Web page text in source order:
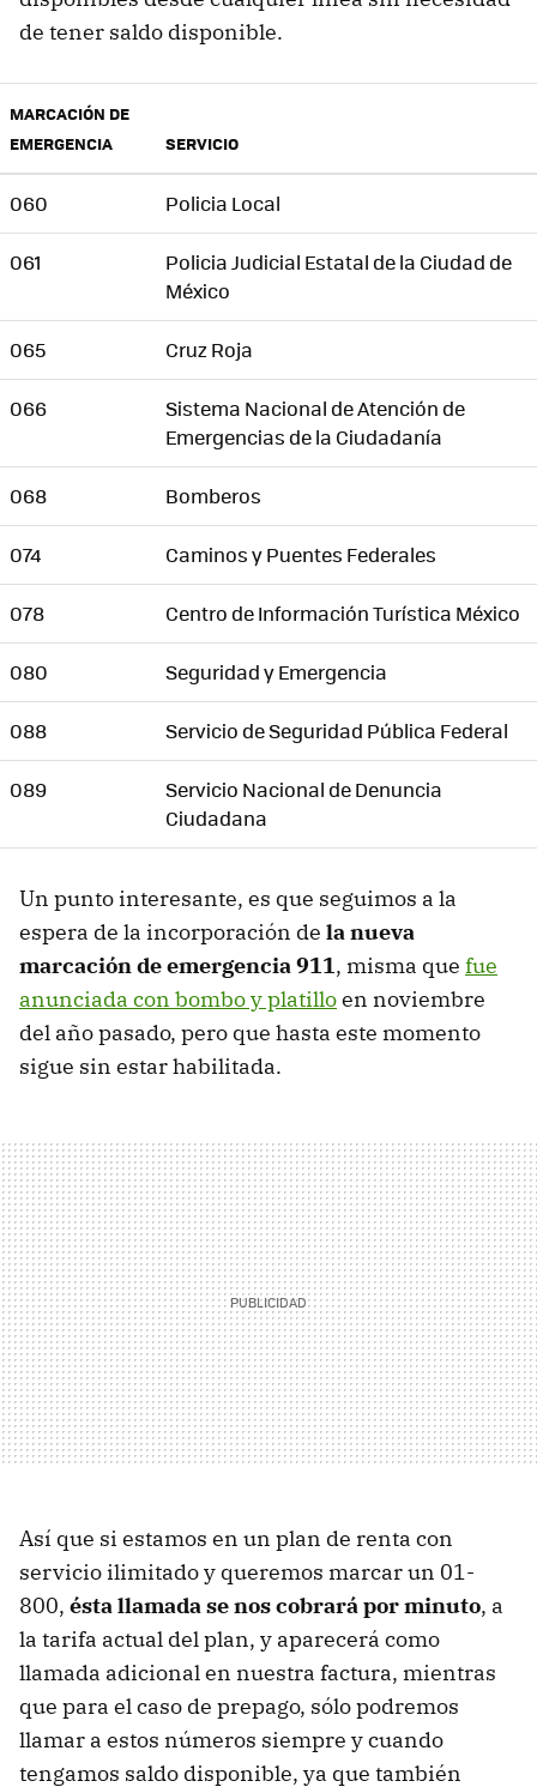
de tener saldo disponible.
MARCACIÓN DE
EMERGENCIA
SERVICIO
060 Policia Local
061
Policia Judicial Estatal de la Ciudad de
México
065 Cruz Roja
066
Sistema Nacional de Atención de
Emergencias de la Ciudadanía
068 Bomberos
074 Caminos y Puentes Federales
078 Centro de Información Turística México
080 Seguridad y Emergencia
088 Servicio de Seguridad Pública Federal
089
Servicio Nacional de Denuncia
Ciudadana
Un punto interesante, es que seguimos a la
espera de la incorporación de la nueva
marcación de emergencia 911, misma que fue
anunciada con bombo y platilloen noviembre
del año pasado, pero que hasta este momento
sigue sin estar habilitada.
Así que si estamos en un plan de renta con
servicio ilimitado y queremos marcar un 01-
800, ésta llamada se nos cobrará por minuto, a
la tarifa actual del plan, y aparecerá como
llamada adicional en nuestra factura, mientras
que para el caso de prepago, sólo podremos
llamar a estos números siempre y cuando
tengamos saldo disponible, ya que también